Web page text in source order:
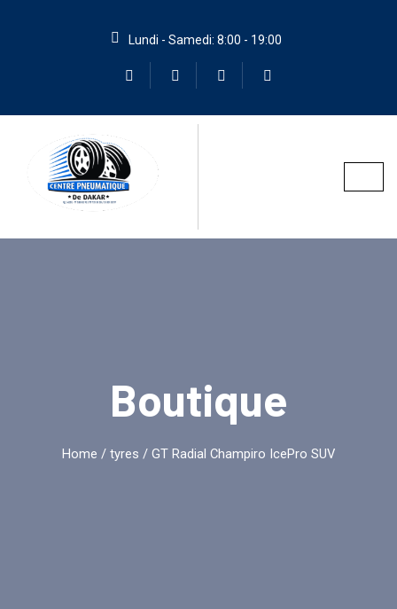
Lundi - Samedi: 8:00 - 19:00
Boutique
Home / tyres / GT Radial Champiro IcePro SUV